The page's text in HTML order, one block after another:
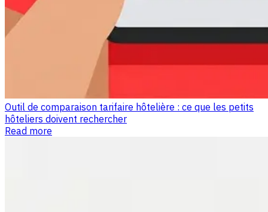
Outil de comparaison tarifaire hôtelière : ce que les petits
hôteliers doivent rechercher
Read more